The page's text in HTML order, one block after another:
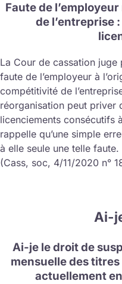
Faute de
de l’entreprise
La Cour de cassation juge
faute de l’employeur à
compétitivité de
réorganisation peut priver
licenciements consécutifs
rappelle qu’une simple
à elle seule une telle faute.
(Cass, soc, 4/11/2020 n°
Ai-
Ai-je le droit de
mensuelle des
actuellement